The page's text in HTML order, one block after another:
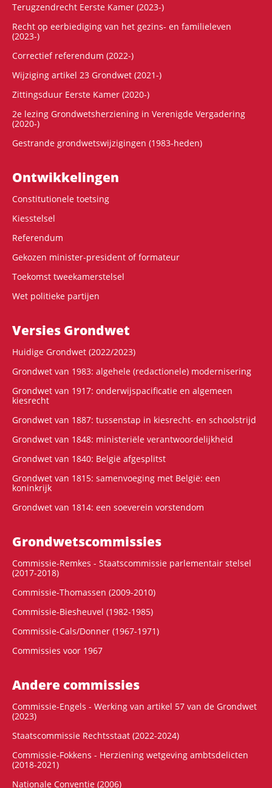
Terugzendrecht Eerste Kamer (2023-)
Recht op eerbiediging van het gezins- en familieleven
(2023-)
Correctief referendum (2022-)
Wijziging artikel 23 Grondwet (2021-)
Zittingsduur Eerste Kamer (2020-)
2e lezing Grondwetsherziening in Verenigde Vergadering
(2020-)
Gestrande grondwetswijzigingen (1983-heden)
Ontwikke­lingen
Constitutionele toetsing
Kiesstelsel
Referendum
Gekozen minister-president of formateur
Toekomst tweekamerstelsel
Wet politieke partijen
Versies Grondwet
Huidige Grondwet (2022/2023)
Grondwet van 1983: algehele (redactionele) modernisering
Grondwet van 1917: onderwijspacificatie en algemeen
kiesrecht
Grondwet van 1887: tussenstap in kiesrecht- en schoolstrijd
Grondwet van 1848: ministeriële verantwoordelijkheid
Grondwet van 1840: België afgesplitst
Grondwet van 1815: samenvoeging met België: een
koninkrijk
Grondwet van 1814: een soeverein vorstendom
Grondwets­commissies
Commissie-Remkes - Staatscommissie parlementair stelsel
(2017-2018)
Commissie-Thomassen (2009-2010)
Commissie-Biesheuvel (1982-1985)
Commissie-Cals/Donner (1967-1971)
Commissies voor 1967
Andere commissies
Commissie-Engels - Werking van artikel 57 van de Grondwet
(2023)
Staatscommissie Rechtsstaat (2022-2024)
Commissie-Fokkens - Herziening wetgeving ambtsdelicten
(2018-2021)
Nationale Conventie (2006)